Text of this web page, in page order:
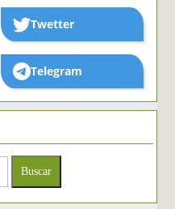
Twetter
Telegram